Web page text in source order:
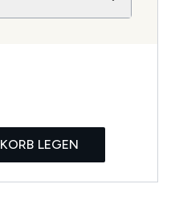
LEGEN